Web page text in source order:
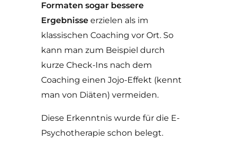
Formaten sogar bessere
Ergebnisse erzielen als im
klassischen Coaching vor Ort. So
kann man zum Beispiel durch
kurze Check-Ins nach dem
Coaching einen Jojo-Effekt (kennt
man von Diäten) vermeiden.
Diese Erkenntnis wurde für die E-
Psychotherapie schon belegt.